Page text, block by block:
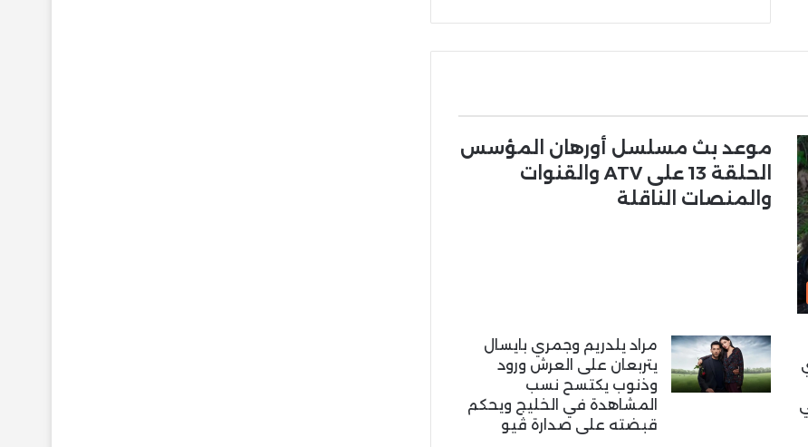
موعد بث مسلسل أورهان المؤسس
الحلقة 13 على ATV والقنوات
والمنصات الناقلة
مراد يلدريم وجمري بايسال
يتربعان على العرش ورود
وذنوب يكتسح نسب
المشاهدة في الخليج ويحكم
قبضته على صدارة ڤيو